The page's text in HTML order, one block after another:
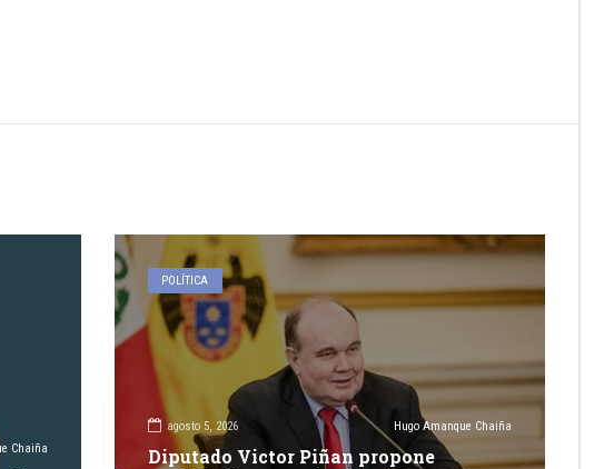
Chaiña
POLÍTICA
agosto 5, 2026 Hugo Amanque Chaiña
Diputado Victor Piñan propone